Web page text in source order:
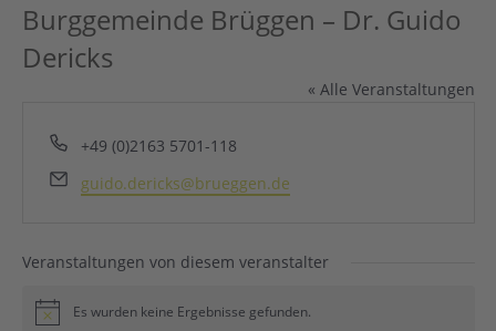
Burggemeinde Brüggen – Dr. Guido
Dericks
« Alle Veranstaltungen
Telefon
+49 (0)2163 5701-118
Email
guido.dericks@brueggen.de
Veranstaltungen von diesem veranstalter
HinweisEs wurden keine Ergebnisse gefunden.